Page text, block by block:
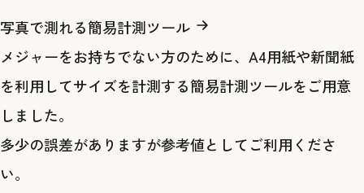
写真で測れる簡易計測ツール
メジャーをお持ちでない方のために、A4用紙や新聞紙
を利用してサイズを計測する簡易計測ツールをご用意
しました。
多少の誤差がありますが参考値としてご利用くださ
い。